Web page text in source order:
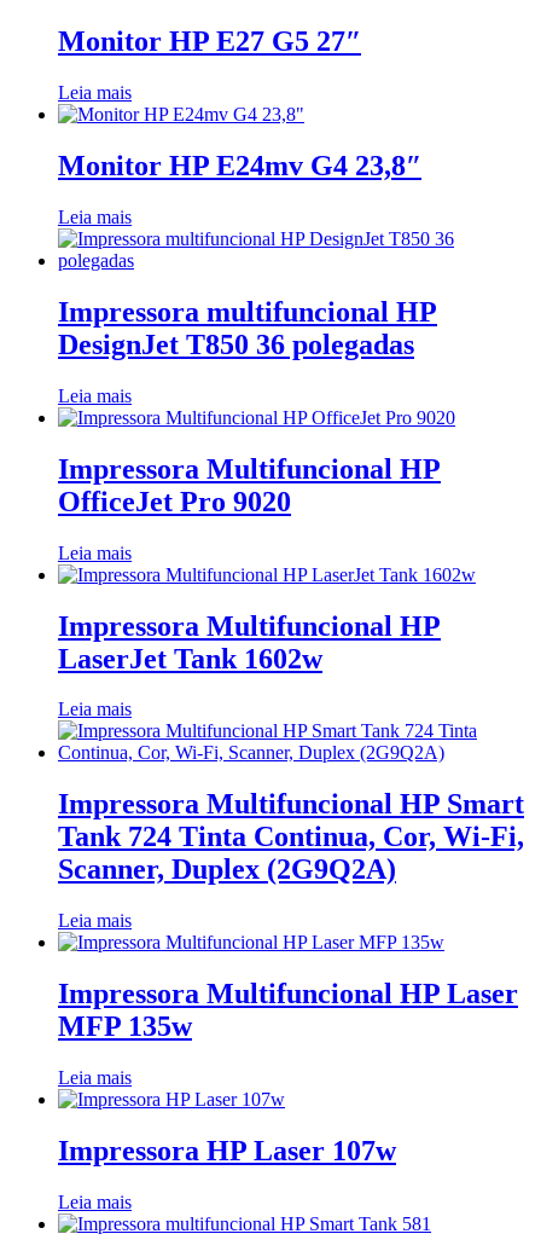
Monitor HP E27 G5 27″
Leia mais
Monitor HP E24mv G4 23,8″
Leia mais
Impressora multifuncional HP
DesignJet T850 36 polegadas
Leia mais
Impressora Multifuncional HP
OfficeJet Pro 9020
Leia mais
Impressora Multifuncional HP
LaserJet Tank 1602w
Leia mais
Impressora Multifuncional HP Smart
Tank 724 Tinta Continua, Cor, Wi-Fi,
Scanner, Duplex (2G9Q2A)
Leia mais
Impressora Multifuncional HP Laser
MFP 135w
Leia mais
Impressora HP Laser 107w
Leia mais